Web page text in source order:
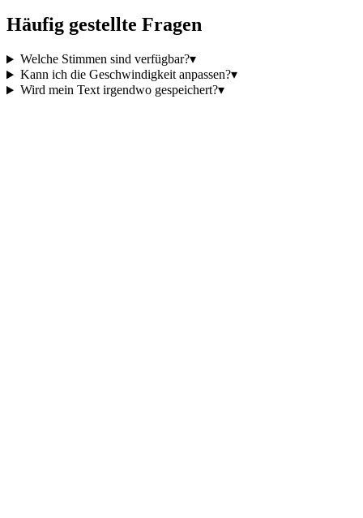
Häufig gestellte Fragen
Welche Stimmen sind verfügbar?▾
Kann ich die Geschwindigkeit anpassen?▾
Wird mein Text irgendwo gespeichert?▾